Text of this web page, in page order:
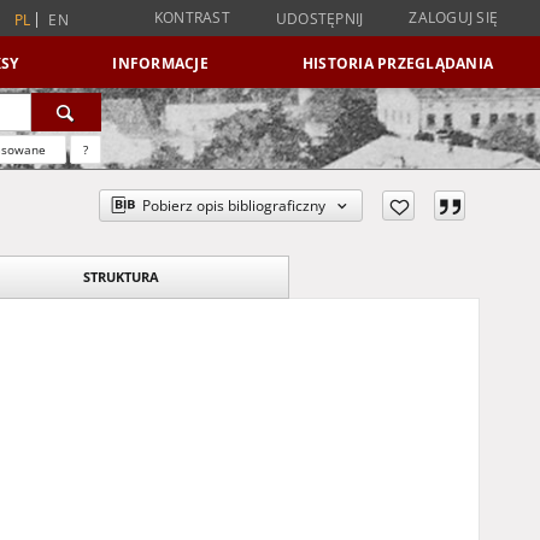
PL EN KONTRAST UDOSTĘPNIJ ZALOGUJ SIĘ
INFORMACJE HISTORIA PRZEGLĄDANIA
?
Pobierz opis bibliograficzny
STRUKTURA